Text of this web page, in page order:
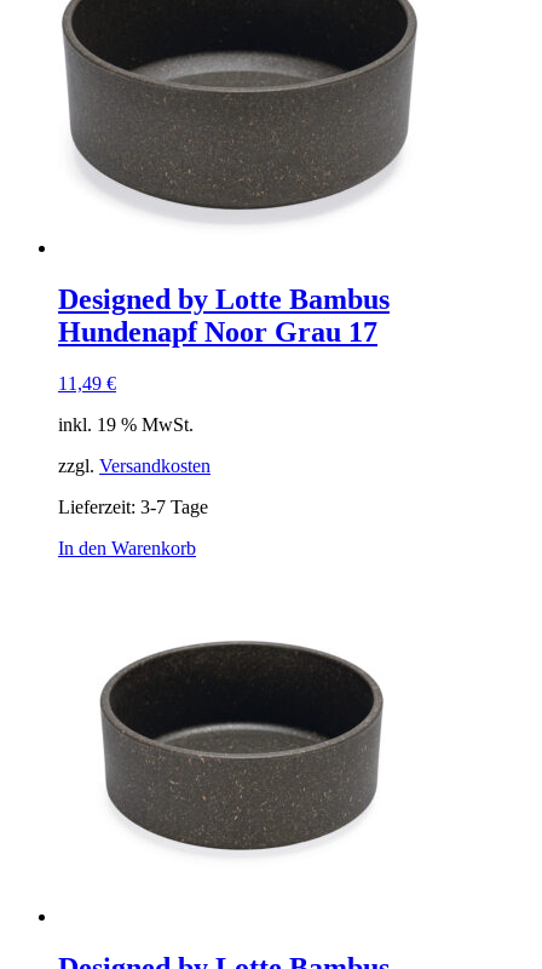
Designed by Lotte Bambus
Hundenapf Noor Grau 17
11,49 €
inkl. 19 % MwSt.
zzgl. Versandkosten
Lieferzeit: 3-7 Tage
In den Warenkorb